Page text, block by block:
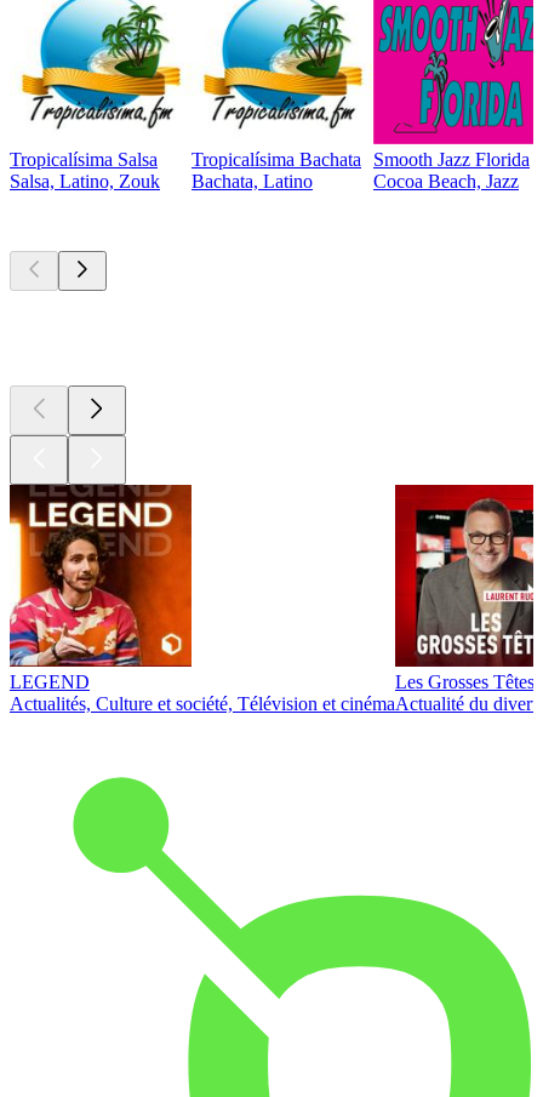
Tropicalísima Salsa
Salsa, Latino, Zouk
Tropicalísima Bachata
Bachata, Latino
Smooth Jazz Florida
Cocoa Beach, Jazz
LEGEND
Actualités, Culture et société, Télévision et cinéma
Les Grosses Têtes
Actualité du